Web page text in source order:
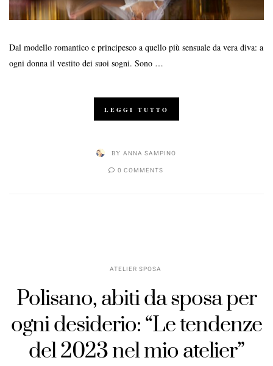
Dal modello romantico e principesco a quello più sensuale da vera diva: a
ogni donna il vestito dei suoi sogni. Sono …
LEGGI TUTTO
BY ANNA SAMPINO
0 COMMENTS
ATELIER SPOSA
Polisano, abiti da sposa per
ogni desiderio: “Le tendenze
del 2023 nel mio atelier”